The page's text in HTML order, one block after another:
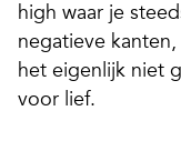
high waar je
negatieve
het eigenlijk niet
voor lief.